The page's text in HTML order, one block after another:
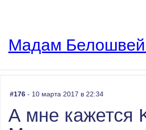
Мадам
#176 - 10 марта 2017 в 22:34
А мне кажется